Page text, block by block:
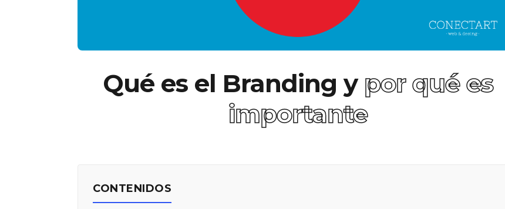
Qué es el Branding y por qué es
importante
CONTENIDOS